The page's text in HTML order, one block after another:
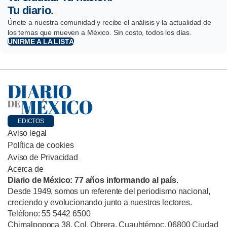
Tu diario.
Únete a nuestra comunidad y recibe el análisis y la actualidad de
los temas que mueven a México. Sin costo, todos los días.
UNIRME A LA LISTA
EDICTOS
Aviso legal
Política de cookies
Aviso de Privacidad
Acerca de
Diario de México: 77 años informando al país.
Desde 1949, somos un referente del periodismo nacional,
creciendo y evolucionando junto a nuestros lectores.
Teléfono: 55 5442 6500
Chimalpopoca 38, Col. Obrera, Cuauhtémoc, 06800 Ciudad